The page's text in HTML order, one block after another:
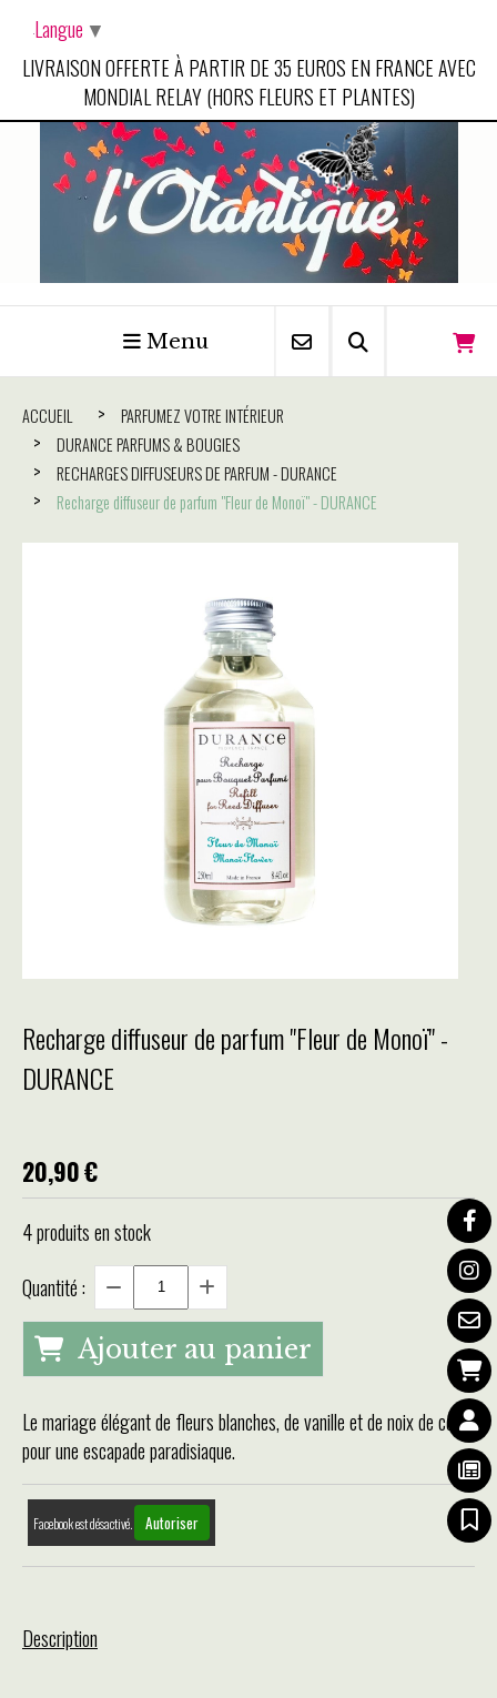
LIVRAISON OFFERTE À PARTIR DE 35 EUROS EN FRANCE AVEC
MONDIAL RELAY (HORS FLEURS ET PLANTES)
Menu
ACCUEIL
PARFUMEZ VOTRE INTÉRIEUR
DURANCE PARFUMS & BOUGIES
RECHARGES DIFFUSEURS DE PARFUM - DURANCE
Recharge diffuseur de parfum "Fleur de Monoï" - DURANCE
Recharge diffuseur de parfum "Fleur de Monoï" -
DURANCE
20,90€
4produits en stock
Quantité :
Ajouter au panier
Le mariage élégant de fleurs blanches, de vanille et de noix de coco
pour une escapade paradisiaque.
Facebook est désactivé. Autoriser
Description
Langue ▼